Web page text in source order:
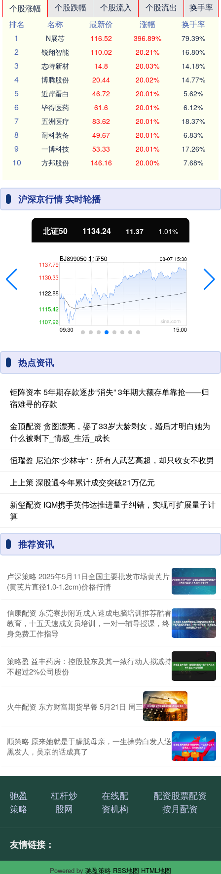
个股涨幅 个股跌幅 个股流入 个股流出
换手率
排名
名称 最新价 涨幅
换手率
1
N展芯 116.52 396.89% 79.39%
2 锐翔智能 110.02 20.21% 16.80%
3 志特新材 14.8 20.03% 14.18%
4 博腾股份 20.44 20.02% 14.77%
5 近岸蛋白 46.72 20.01% 5.62%
6 毕得医药 61.6 20.01% 6.12%
7 五洲医疗 83.62 20.01% 18.37%
8 耐科装备 49.67 20.01% 6.83%
9 一博科技 53.33 20.01% 17.26%
10 方邦股份 146.16 20.00% 7.68%
沪深京行情 实时轮播
北证50 1134.24 11.37 1.01%
热点资讯
钜阵资本 5年期存款逐步“消失” 3年期大额存单靠抢——归
宿难寻的存款
金顶配资 贪图漂亮，娶了33岁大龄剩女，婚后才明白她为
什么被剩下_情感_生活_成长
恒瑞盈 尼泊尔“少林寺”：所有人武艺高超，却只收女不收男
上上策 深股通今年累计成交突破21万亿元
新玺配资 IQM携手英伟达推进量子纠错，实现可扩展量子计
算
推荐资讯
卢深策略 2025年5月11日全国主要批发市场黄芪片
(黄芪片直径1.0-1.2cm)价格行情
信康配资 东莞寮步附近成人速成电脑培训推荐酷睿
教育，十五天速成文员培训，一对一辅导授课，终
身免费工作指导
策略盈 益丰药房：控股股东及其一致行动人拟减持
不超过2%公司股份
火牛配资 东方财富期货早餐 5月21日 周三
顺策略 原来她就是于朦胧母亲，一生操劳白发人送
黑发人，吴京的话成真了
驰盈
策略
杠杆炒
股网
在线配
资机构
配资股票配资
按月配资
友情链接：
Powered by 驰盈策略 RSS地图 HTML地图